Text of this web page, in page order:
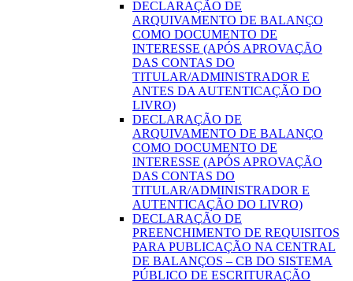
DECLARAÇÃO DE
ARQUIVAMENTO DE BALANÇO
COMO DOCUMENTO DE
INTERESSE (APÓS APROVAÇÃO
DAS CONTAS DO
TITULAR/ADMINISTRADOR E
ANTES DA AUTENTICAÇÃO DO
LIVRO)
DECLARAÇÃO DE
ARQUIVAMENTO DE BALANÇO
COMO DOCUMENTO DE
INTERESSE (APÓS APROVAÇÃO
DAS CONTAS DO
TITULAR/ADMINISTRADOR E
AUTENTICAÇÃO DO LIVRO)
DECLARAÇÃO DE
PREENCHIMENTO DE REQUISITOS
PARA PUBLICAÇÃO NA CENTRAL
DE BALANÇOS – CB DO SISTEMA
PÚBLICO DE ESCRITURAÇÃO